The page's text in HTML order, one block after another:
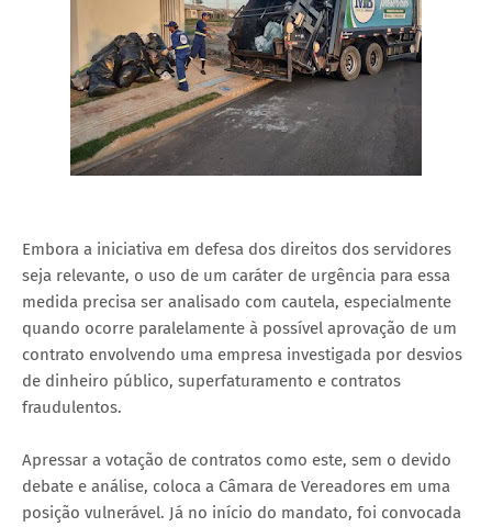
Embora a iniciativa em defesa dos direitos dos servidores
seja relevante, o uso de um caráter de urgência para essa
medida precisa ser analisado com cautela, especialmente
quando ocorre paralelamente à possível aprovação de um
contrato envolvendo uma empresa investigada por desvios
de dinheiro público, superfaturamento e contratos
fraudulentos.
Apressar a votação de contratos como este, sem o devido
debate e análise, coloca a Câmara de Vereadores em uma
posição vulnerável. Já no início do mandato, foi convocada